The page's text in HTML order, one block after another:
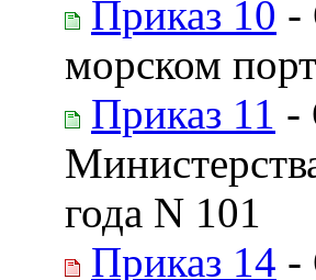
Приказ 10 -
морском
Приказ 11 -
года N 101
Приказ 14 -